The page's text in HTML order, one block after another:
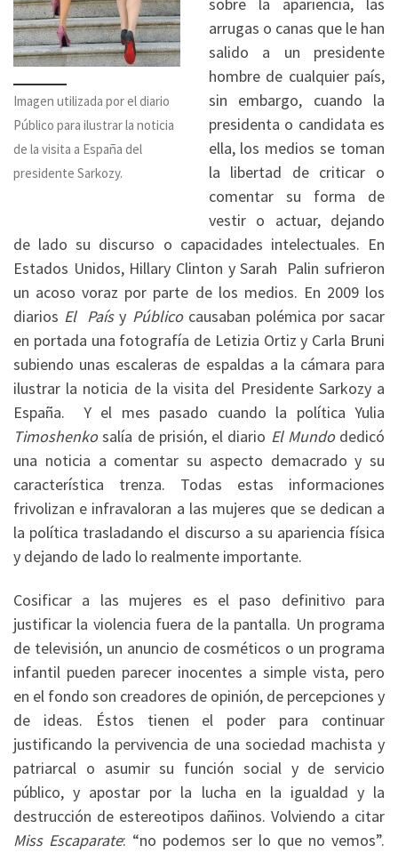
Imagen utilizada por el diario
Público para ilustrar la noticia
de la visita a España del
presidente Sarkozy.
arrugas o canas que le han
salido a un presidente
hombre de cualquier país,
sin embargo, cuando la
presidenta o candidata es
ella, los medios se toman
la libertad de criticar o
comentar su forma de
vestir o actuar, dejando
de lado su discurso o capacidades intelectuales. En
Estados Unidos, Hillary Clinton y Sarah Palin sufrieron
un acoso voraz por parte de los medios. En 2009 los
diarios El Paísy Públicocausaban polémica por sacar
en portada una fotografía de Letizia Ortiz y Carla Bruni
subiendo unas escaleras de espaldas a la cámara para
ilustrar la noticia de la visita del Presidente Sarkozy a
España. Y el mes pasado cuando la política Yulia
Timoshenkosalía de prisión, el diario El Mundodedicó
una noticia a comentar su aspecto demacrado y su
característica trenza. Todas estas informaciones
frivolizan e infravaloran a las mujeres que se dedican a
la política trasladando el discurso a su apariencia física
y dejando de lado lo realmente importante.
Cosificar a las mujeres es el paso definitivo para
justificar la violencia fuera de la pantalla. Un programa
de televisión, un anuncio de cosméticos o un programa
infantil pueden parecer inocentes a simple vista, pero
en el fondo son creadores de opinión, de percepciones y
de ideas. Éstos tienen el poder para continuar
justificando la pervivencia de una sociedad machista y
patriarcal o asumir su función social y de servicio
público, y apostar por la lucha en la igualdad y la
destrucción de estereotipos dañinos. Volviendo a citar
Miss Escaparate: “no podemos ser lo que no vemos”.